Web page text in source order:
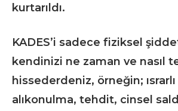
kurtarıldı.
KADES’i sadece fiziksel
kendinizi ne zaman ve nasıl
hissederdeniz, örneğin;
alıkonulma, tehdit, cinsel